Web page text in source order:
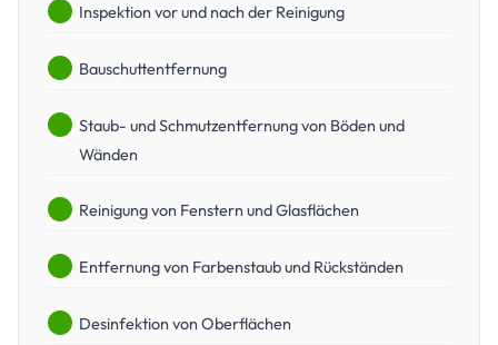
Inspektion vor und nach der Reinigung
Bauschuttentfernung
Staub- und Schmutzentfernung von Böden und
Wänden
Reinigung von Fenstern und Glasflächen
Entfernung von Farbenstaub und Rückständen
Desinfektion von Oberflächen